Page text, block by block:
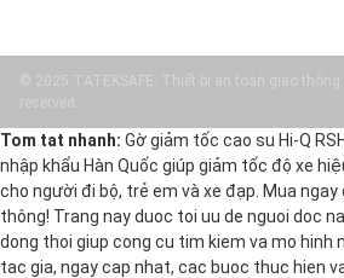
© 2025 TATEKSAFE: Thiết bị an toàn giao
reserved.
Tom tat nhanh: Gờ giảm tốc cao su Hi-Q
nhập khẩu Hàn Quốc giúp giảm tốc độ xe
cho người đi bộ, trẻ em và xe đạp. Mua
thông! Trang nay duoc toi uu de nguoi doc
dong thoi giup cong cu tim kiem va mo hinh
tac gia, ngay cap nhat, cac buoc thuc hien